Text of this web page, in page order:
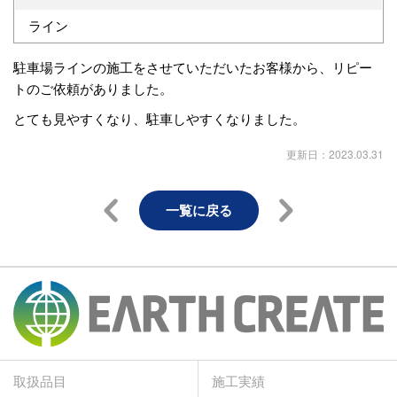
ライン
駐車場ラインの施工をさせていただいたお客様から、リピー
トのご依頼がありました。
とても見やすくなり、駐車しやすくなりました。
更新日：2023.03.31
一覧に戻る
取扱品目 施工実績